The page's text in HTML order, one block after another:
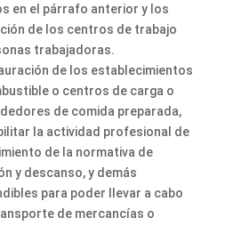
en el párrafo anterior y los
de los centros de trabajo
trabajadoras.
de los establecimientos
o centros de carga o
de comida preparada,
la actividad profesional de
de la normativa de
y descanso, y demás
para poder llevar a cabo
de mercancías o